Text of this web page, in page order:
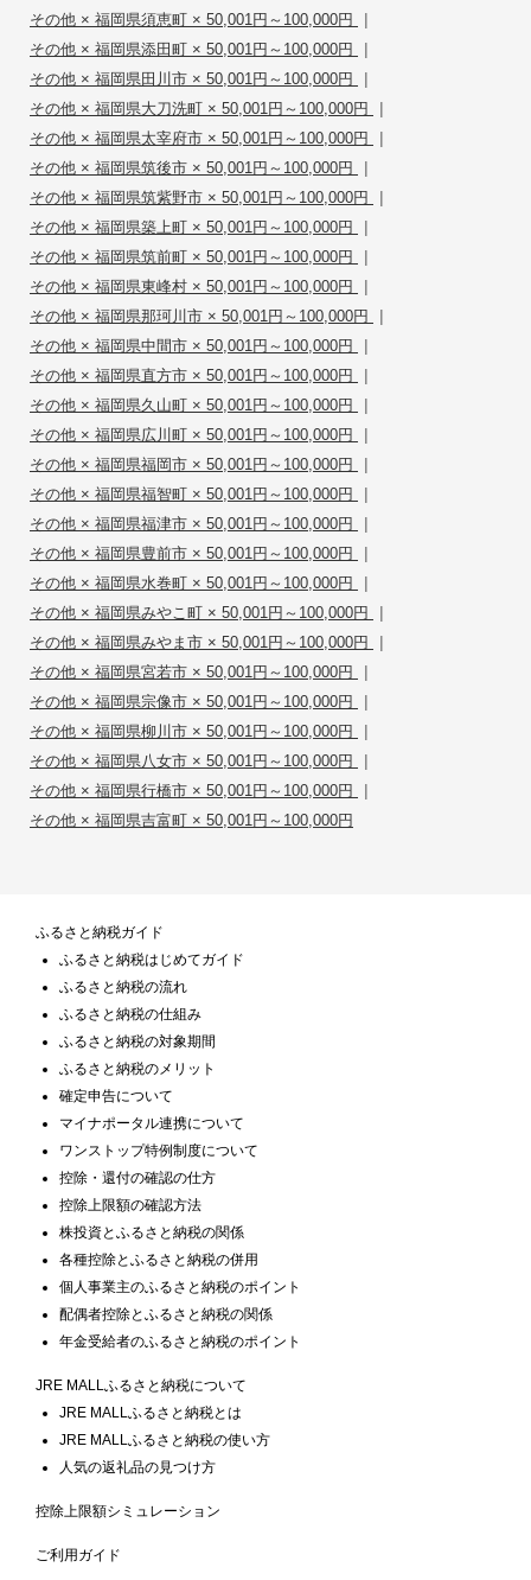
その他 × 福岡県須恵町 × 50,001円～100,000円 |
その他 × 福岡県添田町 × 50,001円～100,000円 |
その他 × 福岡県田川市 × 50,001円～100,000円 |
その他 × 福岡県大刀洗町 × 50,001円～100,000円 |
その他 × 福岡県太宰府市 × 50,001円～100,000円 |
その他 × 福岡県筑後市 × 50,001円～100,000円 |
その他 × 福岡県筑紫野市 × 50,001円～100,000円 |
その他 × 福岡県築上町 × 50,001円～100,000円 |
その他 × 福岡県筑前町 × 50,001円～100,000円 |
その他 × 福岡県東峰村 × 50,001円～100,000円 |
その他 × 福岡県那珂川市 × 50,001円～100,000円 |
その他 × 福岡県中間市 × 50,001円～100,000円 |
その他 × 福岡県直方市 × 50,001円～100,000円 |
その他 × 福岡県久山町 × 50,001円～100,000円 |
その他 × 福岡県広川町 × 50,001円～100,000円 |
その他 × 福岡県福岡市 × 50,001円～100,000円 |
その他 × 福岡県福智町 × 50,001円～100,000円 |
その他 × 福岡県福津市 × 50,001円～100,000円 |
その他 × 福岡県豊前市 × 50,001円～100,000円 |
その他 × 福岡県水巻町 × 50,001円～100,000円 |
その他 × 福岡県みやこ町 × 50,001円～100,000円 |
その他 × 福岡県みやま市 × 50,001円～100,000円 |
その他 × 福岡県宮若市 × 50,001円～100,000円 |
その他 × 福岡県宗像市 × 50,001円～100,000円 |
その他 × 福岡県柳川市 × 50,001円～100,000円 |
その他 × 福岡県八女市 × 50,001円～100,000円 |
その他 × 福岡県行橋市 × 50,001円～100,000円 |
その他 × 福岡県吉富町 × 50,001円～100,000円
ふるさと納税ガイド
ふるさと納税はじめてガイド
ふるさと納税の流れ
ふるさと納税の仕組み
ふるさと納税の対象期間
ふるさと納税のメリット
確定申告について
マイナポータル連携について
ワンストップ特例制度について
控除・還付の確認の仕方
控除上限額の確認方法
株投資とふるさと納税の関係
各種控除とふるさと納税の併用
個人事業主のふるさと納税のポイント
配偶者控除とふるさと納税の関係
年金受給者のふるさと納税のポイント
JRE MALLふるさと納税について
JRE MALLふるさと納税とは
JRE MALLふるさと納税の使い方
人気の返礼品の見つけ方
控除上限額シミュレーション
ご利用ガイド